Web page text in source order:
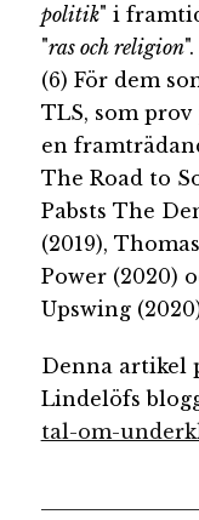
politik" i
"ras och religion
(6) För dem
TLS, som
en
The Road to
Pabsts The
(2019),
Power (2020)
Upswing
Denna artikel
Lindelöfs
tal-om-